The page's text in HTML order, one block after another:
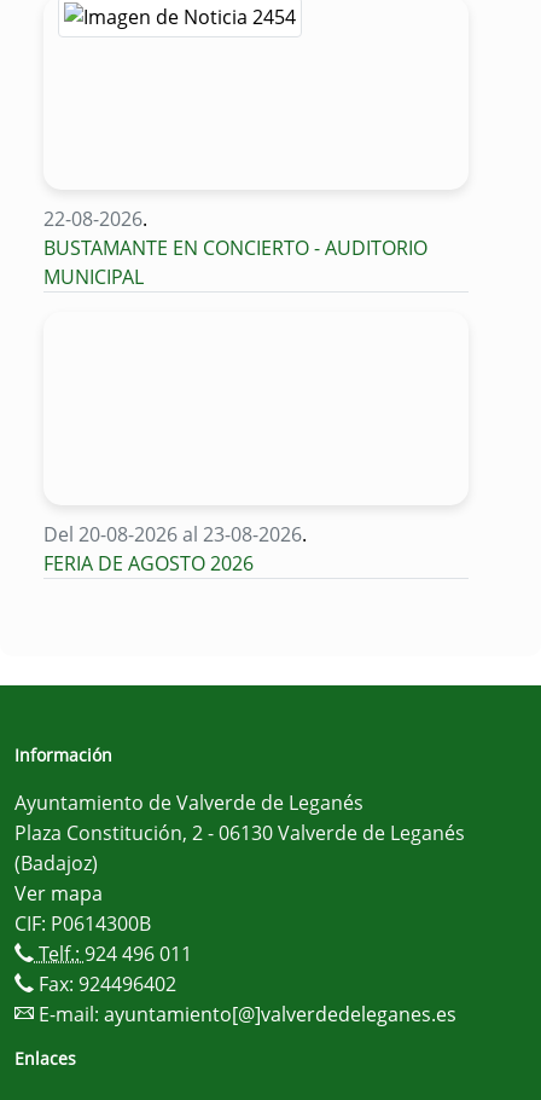
22-08-2026.
BUSTAMANTE EN CONCIERTO - AUDITORIO
MUNICIPAL
Del 20-08-2026 al 23-08-2026.
FERIA DE AGOSTO 2026
Información
Ayuntamiento de Valverde de Leganés
Plaza Constitución, 2 - 06130 Valverde de Leganés
(Badajoz)
Ver mapa
CIF: P0614300B
Telf.: 924 496 011
Fax: 924496402
E-mail: ayuntamiento[@]valverdedeleganes.es
Enlaces